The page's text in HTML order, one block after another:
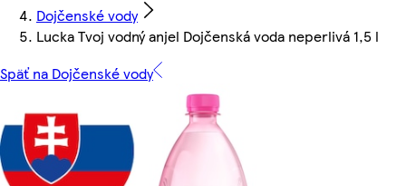
Dojčenské vody
Lucka Tvoj vodný anjel Dojčenská voda neperlivá 1,5 l
Späť na Dojčenské vody